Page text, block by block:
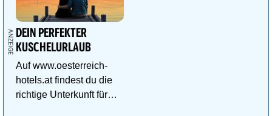
DEIN PERFEKTER
KUSCHELURLAUB
Auf www.oesterreich-
hotels.at findest du die
richtige Unterkunft für